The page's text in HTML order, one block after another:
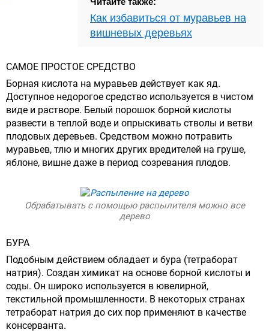
Как избавиться от муравьев на
вишневых деревьях
САМОЕ ПРОСТОЕ СРЕДСТВО
Борная кислота на муравьев действует как яд.
Доступное недорогое средство используется в чистом
виде и растворе. Белый порошок борной кислоты
развести в теплой воде и опрыскивать стволы и ветви
плодовых деревьев. Средством можно потравить
муравьев, тлю и многих других вредителей на груше,
яблоне, вишне даже в период созревания плодов.
Обрабатывать с помощью распылителя можно все
дерево
БУРА
Подобным действием обладает и бура (тетраборат
натрия). Создан химикат на основе борной кислоты и
соды. Он широко используется в ювелирной,
текстильной промышленности. В некоторых странах
тетраборат натрия до сих пор применяют в качестве
консерванта.